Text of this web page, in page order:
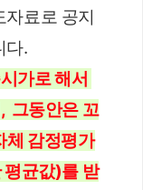
료로 공지
다.
가로 해서
그동안은 꼬
체 감정평가
균값)를 받